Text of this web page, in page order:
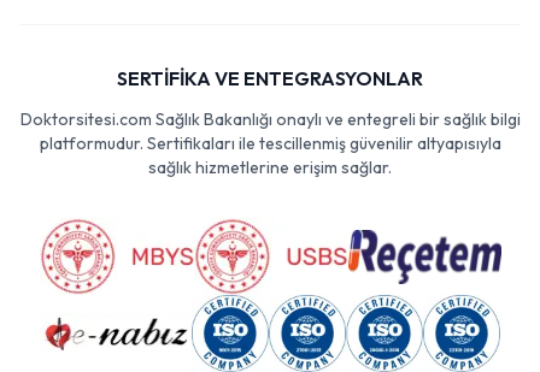
SERTİFİKA VE ENTEGRASYONLAR
Doktorsitesi.com Sağlık Bakanlığı onaylı ve entegreli bir sağlık bilgi
platformudur. Sertifikaları ile tescillenmiş güvenilir altyapısıyla
sağlık hizmetlerine erişim sağlar.